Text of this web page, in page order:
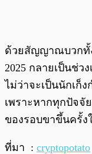
ด้วยสัญญาณบวกทั้
2025 กลายเป็นช่ว
ไม่ว่าจะเป็นนักเก็
เพราะหากทุกปัจจั
ของรอบขาขึ้นครั้ง
ที่มา : cryptopotato